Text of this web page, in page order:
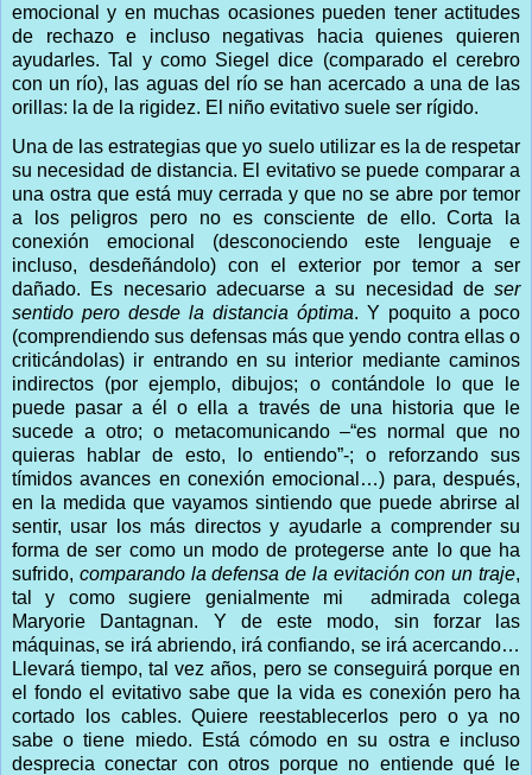
emocional y en muchas ocasiones pueden tener actitudes
de rechazo e incluso negativas hacia quienes quieren
ayudarles. Tal y como Siegel dice (comparado el cerebro
con un río), las aguas del río se han acercado a una de las
orillas: la de la rigidez. El niño evitativo suele ser rígido.
Una de las estrategias que yo suelo utilizar es la de respetar
su necesidad de distancia. El evitativo se puede comparar a
una ostra que está muy cerrada y que no se abre por temor
a los peligros pero no es consciente de ello. Corta la
conexión emocional (desconociendo este lenguaje e
incluso, desdeñándolo) con el exterior por temor a ser
dañado. Es necesario adecuarse a su necesidad de ser
sentido pero desde la distancia óptima. Y poquito a poco
(comprendiendo sus defensas más que yendo contra ellas o
criticándolas) ir entrando en su interior mediante caminos
indirectos (por ejemplo, dibujos; o contándole lo que le
puede pasar a él o ella a través de una historia que le
sucede a otro; o metacomunicando –“es normal que no
quieras hablar de esto, lo entiendo”-; o reforzando sus
tímidos avances en conexión emocional…) para, después,
en la medida que vayamos sintiendo que puede abrirse al
sentir, usar los más directos y ayudarle a comprender su
forma de ser como un modo de protegerse ante lo que ha
sufrido, comparando la defensa de la evitación con un traje,
tal y como sugiere genialmente mi
admirada colega
Maryorie Dantagnan. Y de este modo, sin forzar las
máquinas, se irá abriendo, irá confiando, se irá acercando…
Llevará tiempo, tal vez años, pero se conseguirá porque en
el fondo el evitativo sabe que la vida es conexión pero ha
cortado los cables. Quiere reestablecerlos pero o ya no
sabe o tiene miedo. Está cómodo en su ostra e incluso
desprecia conectar con otros porque no entiende qué le